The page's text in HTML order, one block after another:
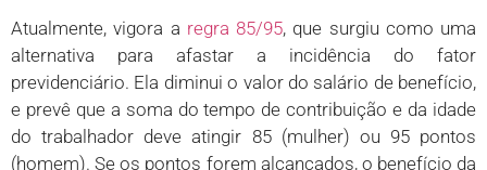
Atualmente, vigora a regra 85/95, que surgiu como uma
alternativa para afastar a incidência do fator
previdenciário. Ela diminui o valor do salário de benefício,
e prevê que a soma do tempo de contribuição e da idade
do trabalhador deve atingir 85 (mulher) ou 95 pontos
(homem). Se os pontos forem alcançados, o benefício da